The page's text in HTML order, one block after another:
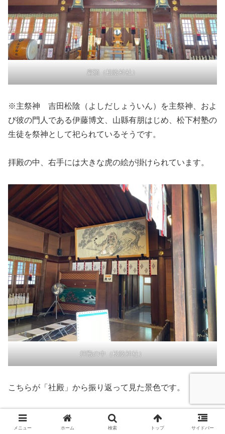
扁額（松陰神社）
※主祭神 吉田松陰（よしだしょういん）を主祭神、およ
び彼の門人である伊藤博文、山縣有朋はじめ、松下村塾の
生徒を祭神として祀られているそうです。
拝殿の中、右手には大きな虎の絵が掛けられています。
拝殿の中（松陰神社）
こちらが「社殿」から振り返って見た景色です。
メニュー ホーム 検索 トップ サイドバー